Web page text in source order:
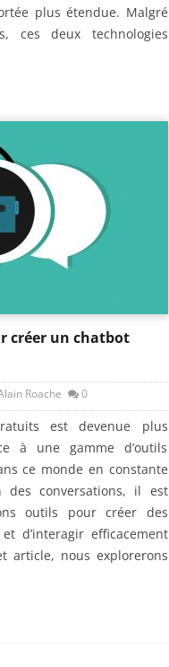
plus étendue. Malgré
ces deux technologies
créer un chatbot
Roache 0
est devenue plus
à une gamme d’outils
ce monde en constante
des conversations, il est
outils pour créer des
d’interagir efficacement
article, nous explorerons